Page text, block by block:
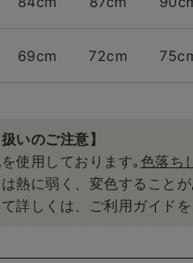
69cm 72cm
いのご注意】
使用しております｡ 色落ち
熱に弱く、変色すること
詳しくは、ご利用ガイド